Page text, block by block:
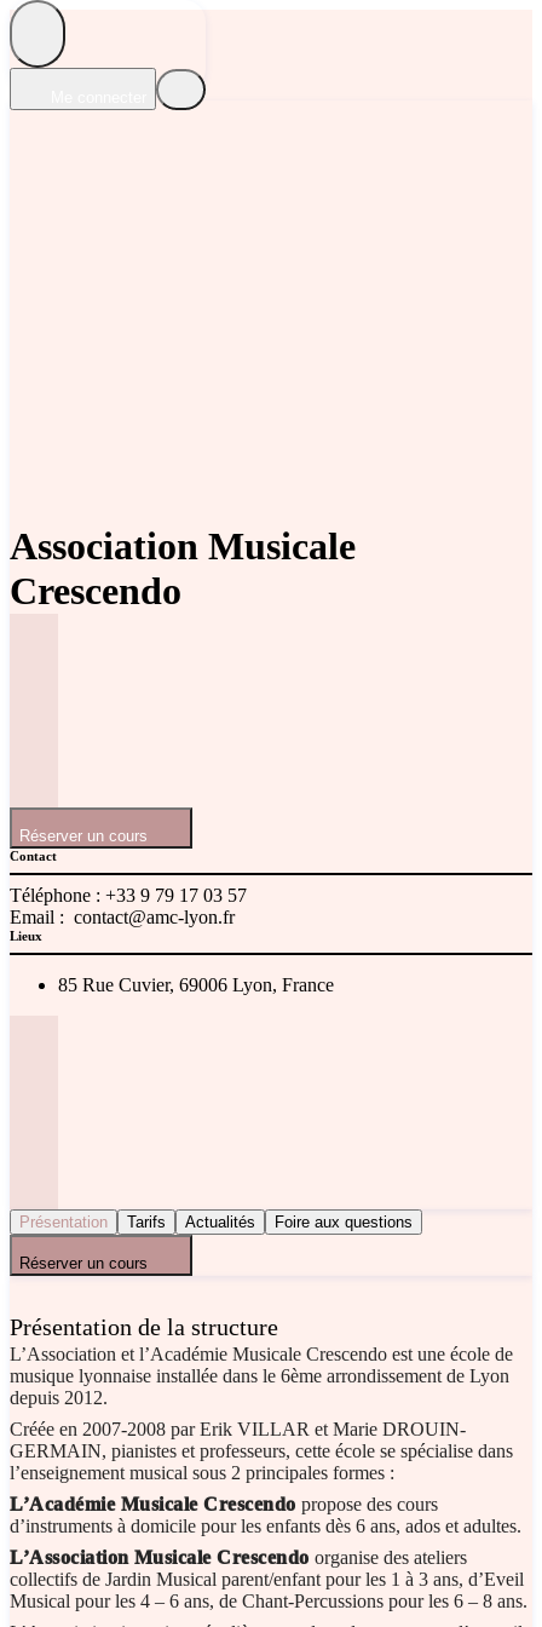
Association Musicale
Crescendo
Réserver un cours
Contact
Téléphone : +33 9 79 17 03 57
Email : contact@amc-lyon.fr
Lieux
85 Rue Cuvier, 69006 Lyon, France
Présentation Tarifs Actualités Foire aux questions
Réserver un cours
Présentation de la structure
L’Association et l’Académie Musicale Crescendo est une école de
musique lyonnaise installée dans le 6ème arrondissement de Lyon
depuis 2012.
Créée en 2007-2008 par Erik VILLAR et Marie DROUIN-
GERMAIN, pianistes et professeurs, cette école se spécialise dans
l’enseignement musical sous 2 principales formes :
L’Académie Musicale Crescendo propose des cours
d’instruments à domicile pour les enfants dès 6 ans, ados et adultes.
L’Association Musicale Crescendo organise des ateliers
collectifs de Jardin Musical parent/enfant pour les 1 à 3 ans, d’Eveil
Musical pour les 4 – 6 ans, de Chant-Percussions pour les 6 – 8 ans.